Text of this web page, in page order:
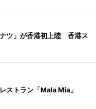
ツ」が香港初上陸 香港ス
ストラン「Mala Mia」